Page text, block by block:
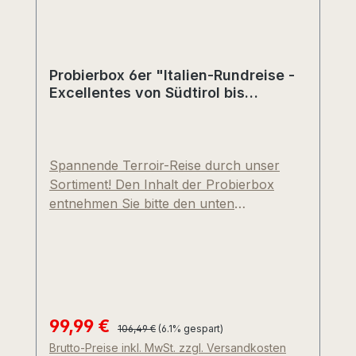
Probierbox 6er "Italien-Rundreise -
Excellentes von Südtirol bis
Spannende Terroir-Reise durch unser
Sortiment! Den Inhalt der Probierbox
entnehmen Sie bitte den unten
inklusive Kartonage, Paketaufklebern und
Porto an (im Probierbox-Sonderpreis
Verkaufspreis:
99,99 € Regulärer Preis:
106,49 € (6.1% gespart)
Brutto-Preise inkl. MwSt. zzgl. Versandkosten